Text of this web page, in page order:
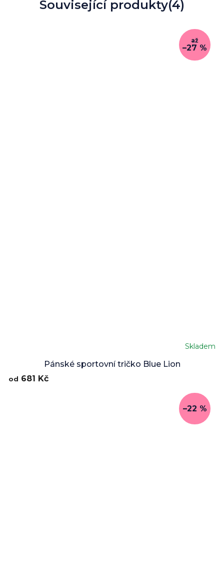
Související produkty(4)
až
–27 %
Pánské sportovní tričko Blue Lion
Skladem
od 681 Kč
–22 %